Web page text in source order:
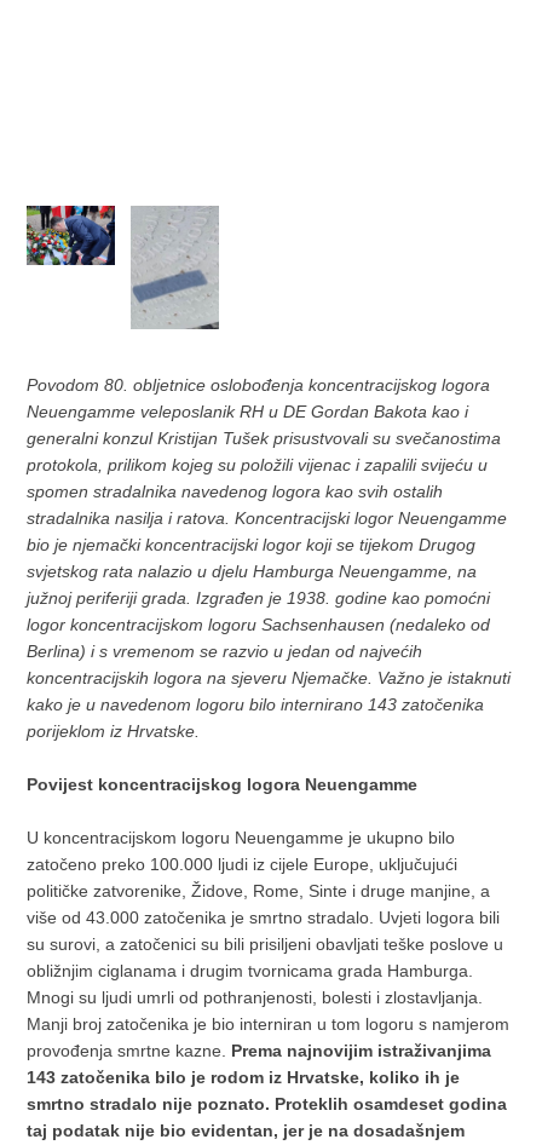
Povodom 80. obljetnice oslobođenja koncentracijskog logora
Neuengamme veleposlanik RH u DE Gordan Bakota kao i
generalni konzul Kristijan Tušek prisustvovali su svečanostima
protokola, prilikom kojeg su položili vijenac i zapalili svijeću u
spomen stradalnika navedenog logora kao svih ostalih
stradalnika nasilja i ratova. Koncentracijski logor Neuengamme
bio je njemački koncentracijski logor koji se tijekom Drugog
svjetskog rata nalazio u djelu Hamburga Neuengamme, na
južnoj periferiji grada. Izgrađen je 1938. godine kao pomoćni
logor koncentracijskom logoru Sachsenhausen (nedaleko od
Berlina) i s vremenom se razvio u jedan od najvećih
koncentracijskih logora na sjeveru Njemačke. Važno je istaknuti
kako je u navedenom logoru bilo internirano 143 zatočenika
porijeklom iz Hrvatske.
Povijest koncentracijskog logora Neuengamme
U koncentracijskom logoru Neuengamme je ukupno bilo
zatočeno preko 100.000 ljudi iz cijele Europe, uključujući
političke zatvorenike, Židove, Rome, Sinte i druge manjine, a
više od 43.000 zatočenika je smrtno stradalo. Uvjeti logora bili
su surovi, a zatočenici su bili prisiljeni obavljati teške poslove u
obližnjim ciglanama i drugim tvornicama grada Hamburga.
Mnogi su ljudi umrli od pothranjenosti, bolesti i zlostavljanja.
Manji broj zatočenika je bio interniran u tom logoru s namjerom
provođenja smrtne kazne. Prema najnovijim istraživanjima
143 zatočenika bilo je rodom iz Hrvatske, koliko ih je
smrtno stradalo nije poznato. Proteklih osamdeset godina
taj podatak nije bio evidentan, jer je na dosadašnjem